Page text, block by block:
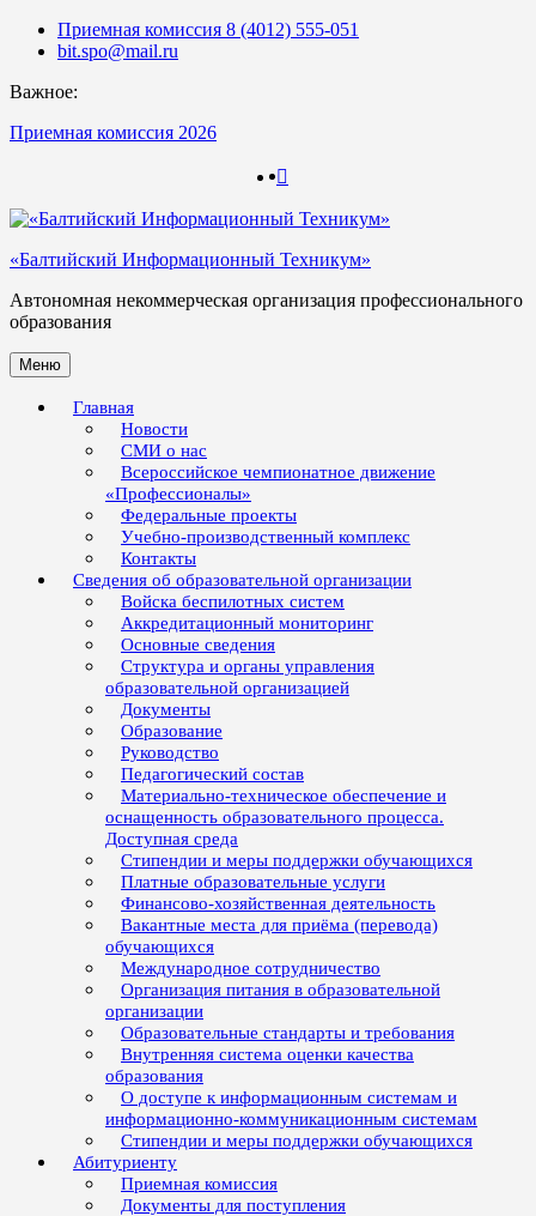
Skip
Приемная комиссия 8 (4012) 555-051
bit.spo@mail.ru
Важное:
Приемная комиссия 2026
«Балтийский Информационный Техникум»
Автономная некоммерческая организация профессионального
образования
Меню
Главная
Новости
СМИ о нас
Всероссийское чемпионатное движение
«Профессионалы»
Федеральные проекты
Учебно-производственный комплекс
Контакты
Сведения об образовательной организации
Войска беспилотных систем
Аккредитационный мониторинг
Основные сведения
Структура и органы управления
образовательной организацией
Документы
Образование
Руководство
Педагогический состав
Материально-техническое обеспечение и
оснащенность образовательного процесса.
Доступная среда
Стипендии и меры поддержки обучающихся
Платные образовательные услуги
Финансово-хозяйственная деятельность
Вакантные места для приёма (перевода)
обучающихся
Международное сотрудничество
Организация питания в образовательной
организации
Образовательные стандарты и требования
Внутренняя система оценки качества
образования
О доступе к информационным системам и
информационно-коммуникационным системам
Стипендии и меры поддержки обучающихся
Абитуриенту
Приемная комиссия
Документы для поступления